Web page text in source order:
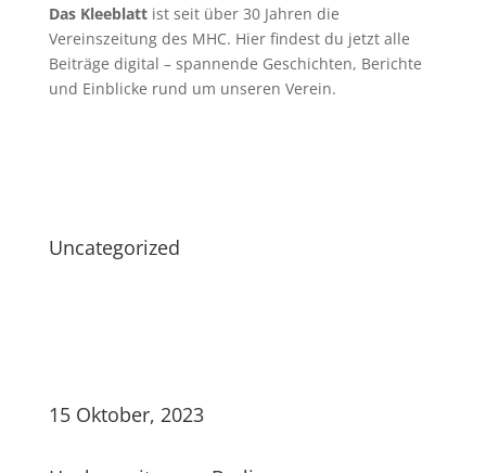
Das Kleeblattist seit über 30 Jahren die
Vereinszeitung des MHC. Hier findest du jetzt alle
Beiträge digital – spannende Geschichten, Berichte
und Einblicke rund um unseren Verein.
Uncategorized
15 Oktober, 2023